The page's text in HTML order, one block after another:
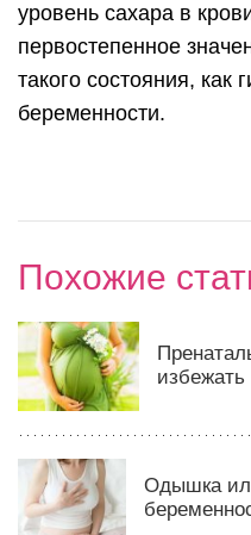
уровень сахара в
первостепенное
такого состояния,
беременности.
Похожие
избежать
Одышка